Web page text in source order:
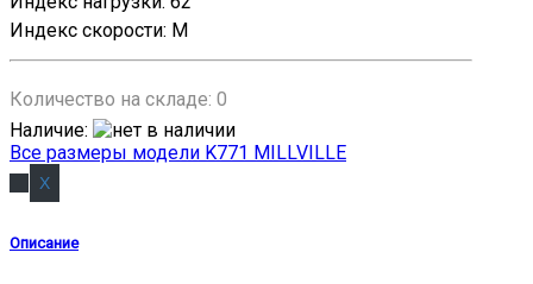
Индекс скорости: M
Количество на складе: 0
Наличие:
Все размеры модели K771 MILLVILLE
Описание